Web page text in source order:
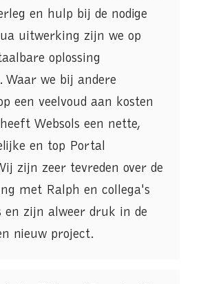
en hulp bij de nodige
uitwerking zijn we op
oplossing
Waar we bij andere
een veelvoud aan kosten
Websols een nette,
en top Portal
zijn zeer tevreden over de
met Ralph en collega's
en zijn alweer druk in de
nieuw project.